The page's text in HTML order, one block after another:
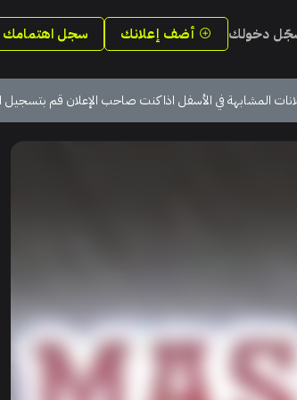
دخولك أضف إعلانك سجل اهتمامك
المشابهة في الأسفل اذا كنت صاحب الإعلان قم بتسجيل